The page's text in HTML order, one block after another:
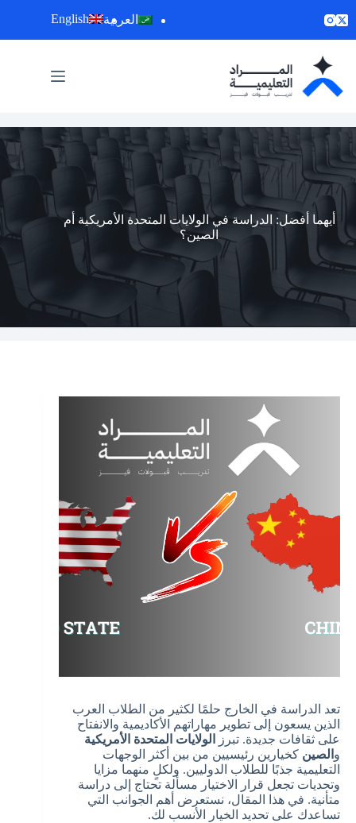
إلى
المحتوى
العربية English
أيهما أفضل: الدراسة في الولايات المتحدة الأمريكية أم
الصين؟
تعد الدراسة في الخارج حلمًا لكثير من الطلاب العرب
الذين يسعون إلى تطوير مهاراتهم الأكاديمية والانفتاح
على ثقافات جديدة. تبرز
الولايات المتحدة الأمريكية
و الصين كخيارين رئيسيين من بين أكثر الوجهات
التعليمية جذبًا للطلاب الدوليين. ولكلٍ منهما مزايا
وتحديات تجعل قرار الاختيار مسألة تحتاج إلى دراسة
متأنية. في هذا المقال، نستعرض أهم الجوانب التي
تساعدك على تحديد الخيار الأنسب لك.